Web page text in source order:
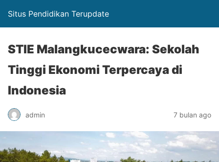
Situs Pendidikan Terupdate
STIE Malangkucecwara: Sekolah
Tinggi Ekonomi Terpercaya di
Indonesia
admin 7 bulan ago